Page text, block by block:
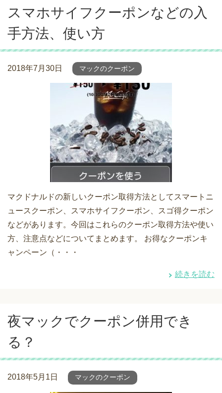
スマホサイフクーポンなどの入
手方法、使い方
2018年7月30日 マックのクーポン
マクドナルドの新しいクーポン取得方法としてスマートニ
ュースクーポン、スマホサイフクーポン、スゴ得クーポン
などがあります。今回はこれらのクーポン取得方法や使い
方、注意点などについてまとめます。 お得なクーポンキ
ャンペーン（・・・
続きを読む
夜マックでクーポン併用でき
る？
2018年5月1日 マックのクーポン